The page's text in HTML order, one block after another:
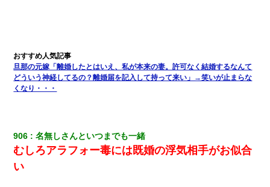
元夫の連れ子「俺の結婚式の時くらい、母親としての責任を果た
そうとは思わないのか！」→どうも連れ子は…
旦那の元嫁「離婚したとはいえ、私が本来の妻。許可なく結婚するなんて
どういう神経してるの？離婚届を記入して持って来い」→笑いが止まらな
くなり・・・
906 名無しさんといつまでも一緒
むしろアラフォー毒には既婚の浮気相手がお似合
い